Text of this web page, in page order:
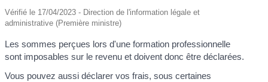
Vérifié le 17/04/2023 - Direction de l'information légale et
administrative (Première ministre)
Les sommes perçues lors d'une formation professionnelle
sont imposables sur le revenu et doivent donc être déclarées.
Vous pouvez aussi déclarer vos frais, sous certaines